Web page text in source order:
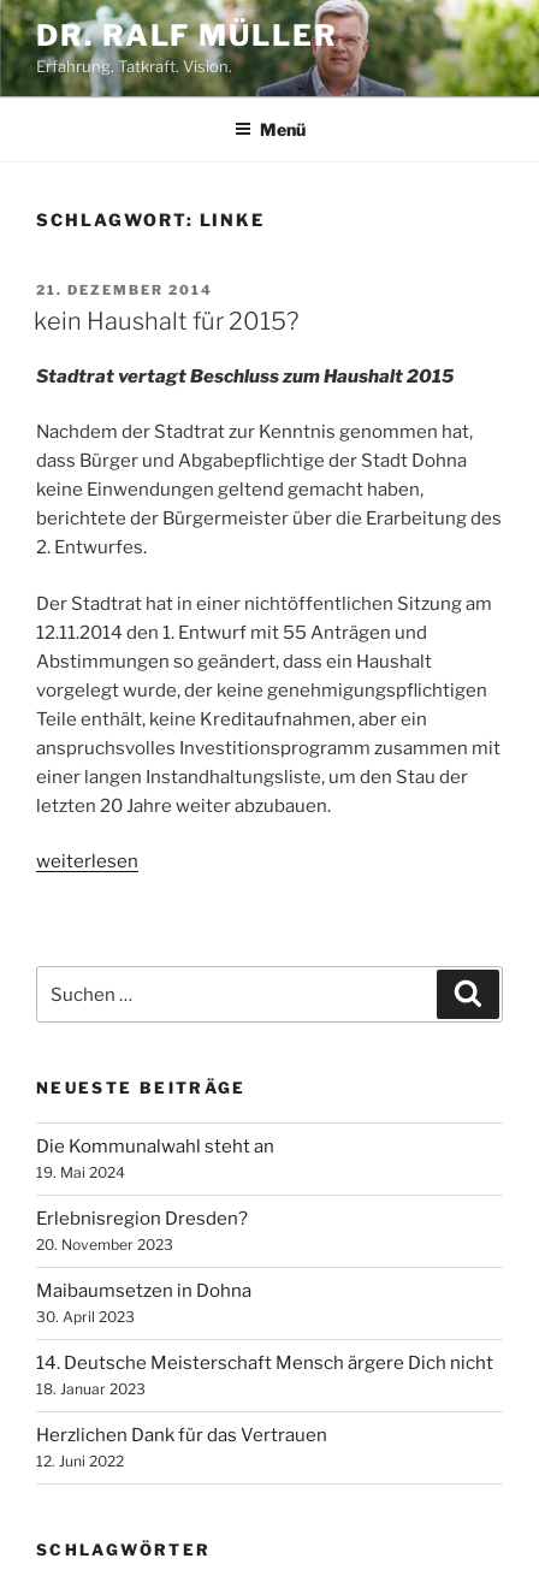
Zum
Inhalt
springen
DR. RALF MÜLLER
Erfahrung. Tatkraft. Vision.
Menü
SCHLAGWORT: LINKE
VERÖFFENTLICHT
AM
21. DEZEMBER 2014
kein Haushalt für 2015?
Stadtrat vertagt Beschluss zum Haushalt 2015
Nachdem der Stadtrat zur Kenntnis genommen hat,
dass Bürger und Abgabepflichtige der Stadt Dohna
keine Einwendungen geltend gemacht haben,
berichtete der Bürgermeister über die Erarbeitung des
2. Entwurfes.
Der Stadtrat hat in einer nichtöffentlichen Sitzung am
12.11.2014 den 1. Entwurf mit 55 Anträgen und
Abstimmungen so geändert, dass ein Haushalt
vorgelegt wurde, der keine genehmigungspflichtigen
Teile enthält, keine Kreditaufnahmen, aber ein
anspruchsvolles Investitionsprogramm zusammen mit
einer langen Instandhaltungsliste, um den Stau der
letzten 20 Jahre weiter abzubauen.
„kein
weiterlesen
nach:
NEUESTE BEITRÄGE
Die Kommunalwahl steht an
19. Mai 2024
Erlebnisregion Dresden?
20. November 2023
Maibaumsetzen in Dohna
30. April 2023
14. Deutsche Meisterschaft Mensch ärgere Dich nicht
18. Januar 2023
Herzlichen Dank für das Vertrauen
12. Juni 2022
SCHLAGWÖRTER